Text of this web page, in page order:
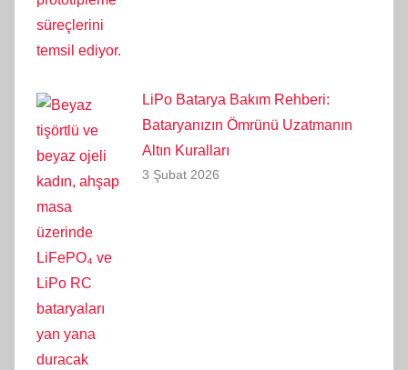
LiPo Batarya Bakım Rehberi:
Bataryanızın Ömrünü Uzatmanın
Altın Kuralları
3 Şubat 2026